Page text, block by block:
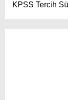
KPSS Tercih